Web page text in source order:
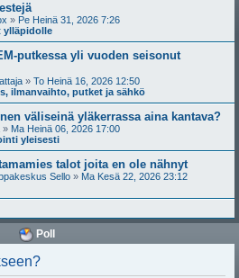
» Pe Heinä 31, 2026 7:26
ylläpidolle
putkessa yli vuoden seisonut
» To Heinä 16, 2026 12:50
ilmanvaihto, putket ja sähkö
väliseinä yläkerrassa aina kantava?
» Ma Heinä 06, 2026 17:00
yleisesti
talot joita en ole nähnyt
Sello » Ma Kesä 22, 2026 23:12
Poll